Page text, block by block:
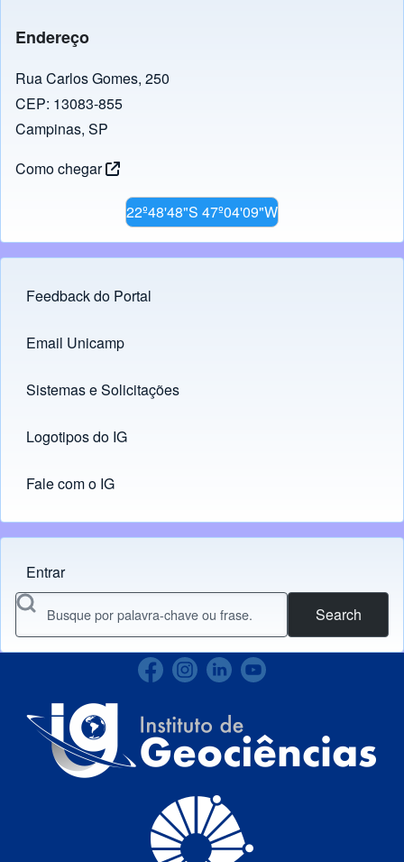
Endereço
Rua Carlos Gomes, 250
CEP: 13083-855
Campinas, SP
Como chegar
22º48'48"S 47º04'09"W
Footer menu
Feedback do Portal
Links
Email Unicamp
(opens in new tab)
Sistemas e Solicitações
(opens in new tab)
Logotipos do IG
(opens in new tab)
Fale com o IG
Menu do usuário
Entrar
Search